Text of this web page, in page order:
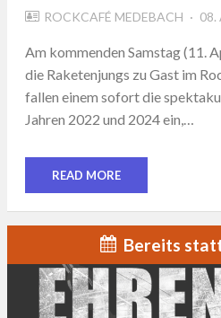
ROCKCAFÉ MEDEBACH 08.
Am kommenden Samstag (11.
die Raketenjungs zu Gast im
fallen einem sofort die
Jahren 2022 und 2024 ein,…
READ MORE
Bereits